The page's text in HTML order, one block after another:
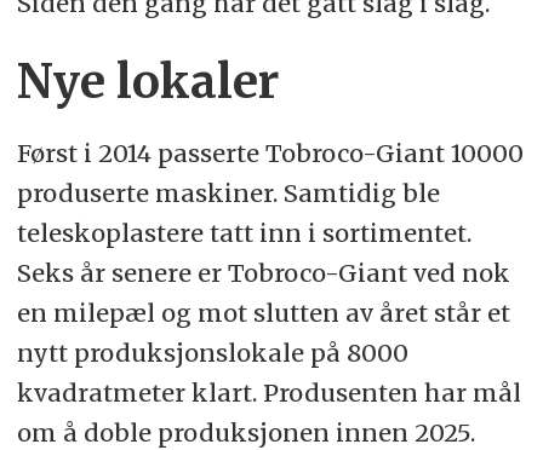
Nye lokaler
Først i 2014 passerte Tobroco-Giant 10000
produserte maskiner. Samtidig ble
teleskoplastere tatt inn i sortimentet.
Seks år senere er Tobroco-Giant ved nok
en milepæl og mot slutten av året står et
nytt produksjonslokale på 8000
kvadratmeter klart. Produsenten har mål
om å doble produksjonen innen 2025.